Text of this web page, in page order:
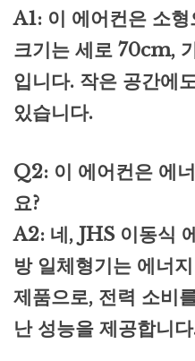
A1: 이 에어컨은 소
크기는 세로 70cm,
입니다. 작은 공간에
있습니다.
Q2: 이 에어컨은 에
요?
A2: 네, JHS 이동식
방 일체형기는 에너
제품으로, 전력 소비
난 성능을 제공합니